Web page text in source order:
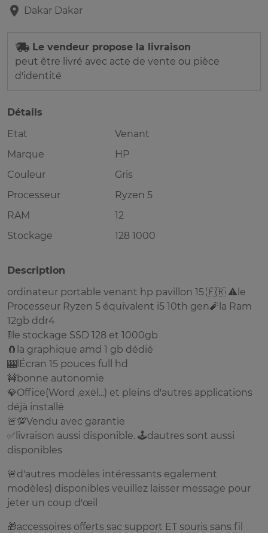
Dakar Dakar
Le vendeur propose la livraison
peut être livré avec acte de vente ou pièce
d'identité
Détails
Etat
Venant
Marque
HP
Couleur
Gris
Processeur
Ryzen 5
RAM
12
Stockage
128 1000
Description
ordinateur portable venant hp pavillon 15 🇫🇷 ⚠️le
Processeur Ryzen 5 équivalent i5 10th gen🧨la Ram
12gb ddr4
🚦le stockage SSD 128 et 1000gb
🧲la graphique amd 1 gb dédié
🎰lÉcran 15 pouces full hd
🚧bonne autonomie
💎Office(Word ,exel...) et pleins d'autres applications
déjà installé
🚨💯Vendu avec garantie
✅livraison aussi disponible. 🕹️dautres sont aussi
disponibles
🚨d'autres modèles intéressants egalement
modèles) disponibles veuillez laisser message pour
jeter un coup d'œil
🎁accessoires offerts sac support ET souris sans fil